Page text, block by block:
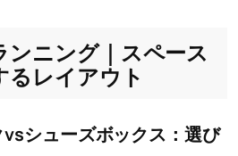
ンニング｜スペース
るレイアウト
シューズボックス：選び